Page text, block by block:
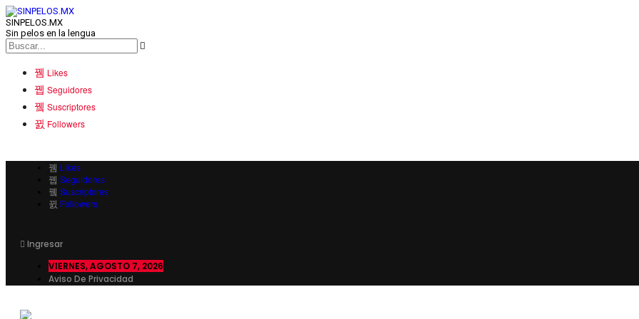
SINPELOS.MX
Sin pelos en la lengua
Likes
Seguidores
Suscriptores
Followers
Likes
Seguidores
Suscriptores
Followers
Ingresar
VIERNES, AGOSTO 7, 2026
Aviso De Privacidad